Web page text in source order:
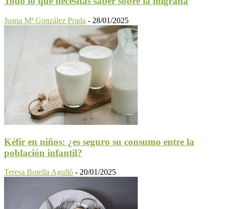
Juana Mª González Prada - 28/01/2025
Kéfir en niños: ¿es seguro su consumo entre la
población infantil?
Teresa Botella Agulló - 20/01/2025